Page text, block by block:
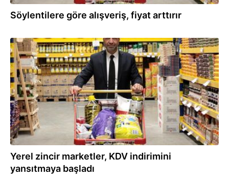
Söylentilere göre alışveriş, fiyat arttırır
14.02.2022
Yerel zincir marketler, KDV indirimini
yansıtmaya başladı